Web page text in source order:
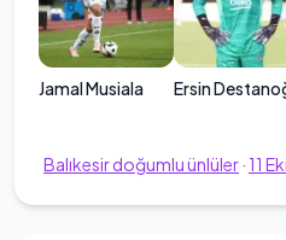
Jamal Musiala Ersin
Balıkesirdoğumlu ünlüler· 11